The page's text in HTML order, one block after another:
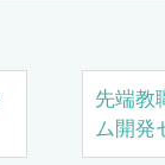
先端教
ム開発